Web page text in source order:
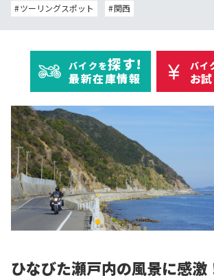
ツーリングスポット 関西
バイクを探す!
最新在庫情報
バイ
お
ひなびた瀬戸内の風景に感激